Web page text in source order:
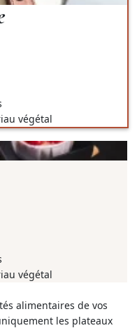
végétal
végétal
alimentaires de vos
les plateaux